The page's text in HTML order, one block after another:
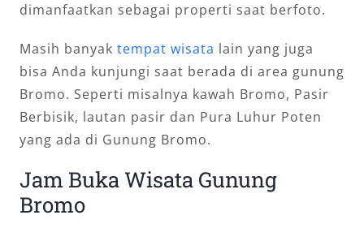
dimanfaatkan sebagai properti saat berfoto.
Masih banyak tempat wisata lain yang juga
bisa Anda kunjungi saat berada di area gunung
Bromo. Seperti misalnya kawah Bromo, Pasir
Berbisik, lautan pasir dan Pura Luhur Poten
yang ada di Gunung Bromo.
Jam Buka Wisata Gunung
Bromo